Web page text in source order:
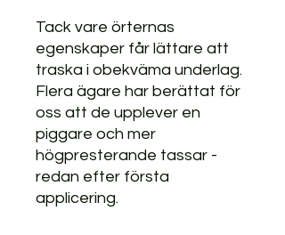
Tack vare örternas
egenskaper får lättare att
traska i obekväma underlag.
Flera ägare har berättat för
oss att de upplever en
piggare och mer
högpresterande tassar -
redan efter första
applicering.